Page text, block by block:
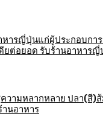
หารญี่ปุ่นแก่ผู้ประกอบกา
ยต่อยอด รับร้านอาหาร
วามหลากหลาย ปลา(สี)
านอาหาร